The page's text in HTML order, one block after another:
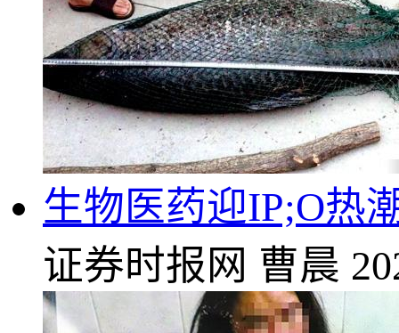
生物医药迎IP;O热
证券时报网 曹晨